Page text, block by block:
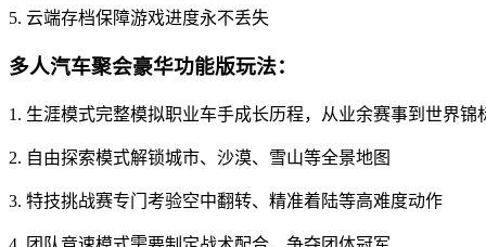
5. 云端存档保障游戏进度永不丢失
多人汽车聚会豪华功能版玩法：
1. 生涯模式完整模拟职业车手成长历程，从业余赛事到世界锦
2. 自由探索模式解锁城市、沙漠、雪山等全景地图
3. 特技挑战赛专门考验空中翻转、精准着陆等高难度动作